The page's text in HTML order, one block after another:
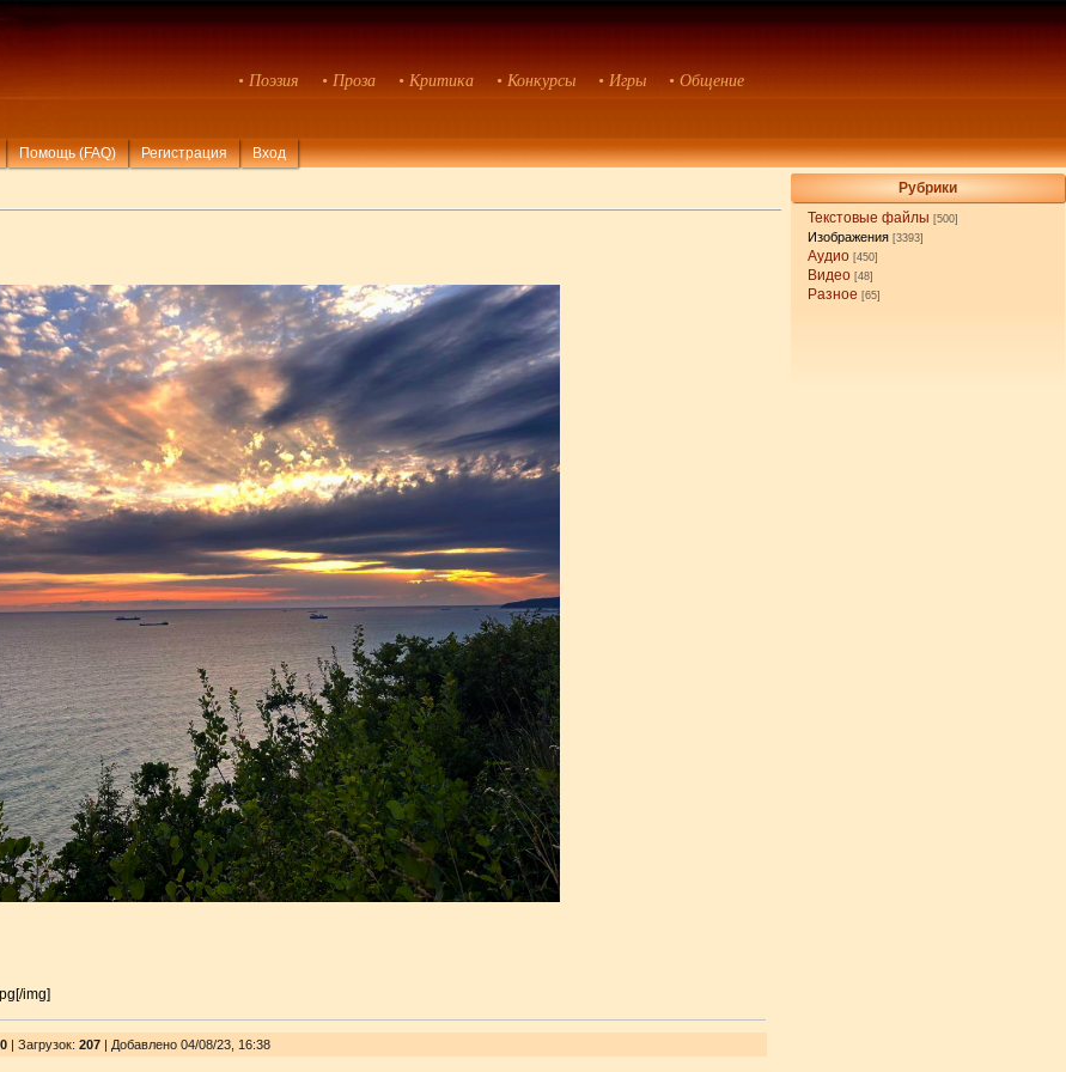
• Поэзия • Проза • Критика • Конкурсы • Игры • Общение
Помощь (FAQ) Регистрация Вход
Рубрики
Текстовые файлы [500]
Изображения [3393]
Аудио [450]
Видео [48]
Разное [65]
img]
| Загрузок: 207| Добавлено 04/08/23, 16:38